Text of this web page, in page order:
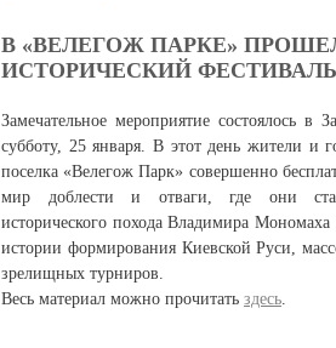
В «ВЕЛЕГОЖ ПАРКЕ»
ИСТОРИЧЕСКИЙ
Замечательное мероприятие состоялось в
субботу, 25 января. В этот день жители и
поселка «Велегож Парк» совершенно
мир доблести и отваги, где они
исторического похода Владимира
истории формирования Киевской Руси,
зрелищных турниров.
Весь материал можно прочитать здесь.